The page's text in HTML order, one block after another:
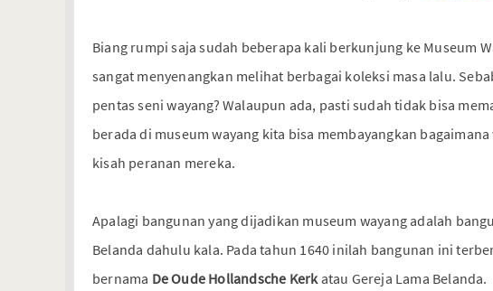
Biang rumpi saja sudah beberapa kali berkunjung ke Museum
sangat menyenangkan melihat berbagai koleksi masa lalu.
pentas seni wayang? Walaupun ada, pasti sudah tidak bisa
berada di museum wayang kita bisa membayangkan
kisah peranan mereka.
Apalagi bangunan yang dijadikan museum wayang adalah
Belanda dahulu kala. Pada tahun 1640 inilah bangunan ini
bernama De Oude Hollandsche Kerkatau Gereja Lama Belanda.